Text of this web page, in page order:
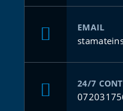
EMAIL
24/7